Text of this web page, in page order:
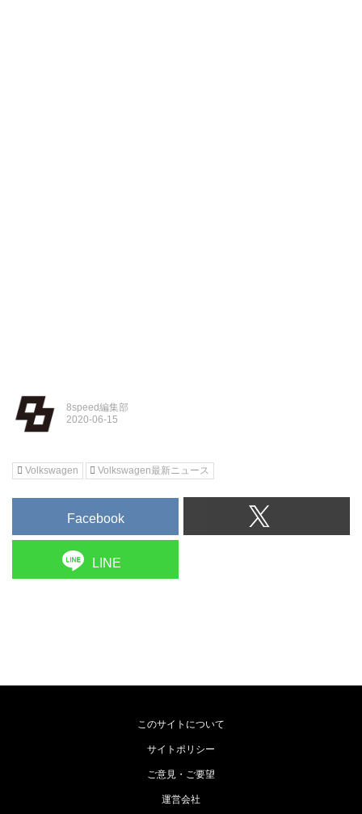
8speed編集部
Volkswagen Volkswagen最新ニュース
Facebook
LINE
このサイトについて
サイトポリシー
ご意見・ご要望
運営会社